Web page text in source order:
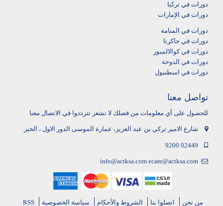
دورات في تركيا
دورات في الإمارات
دورات في المنامة
دورات في جاكرتا
دورات في كوالالمبور
دورات في الدوحة
دورات في اسطنبول
تواصل معنا
للحصول على أي معلومات من فضلك لا تشعر تترددوا في الاتصال معنا
شارع الامير تركي بن عبد العزيز، عمارة الموسى الدور الاول ، الخبر
9200 02449
info@actksa.com ecare@actksa.com
من نحن اتصلوا بنا الشروط والأحكام سياسة الخصوصية RSS